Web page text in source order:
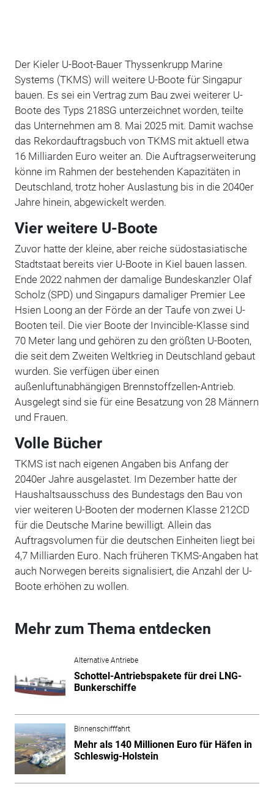
Der Kieler U-Boot-Bauer Thyssenkrupp Marine
Systems (TKMS) will weitere U-Boote für Singapur
bauen. Es sei ein Vertrag zum Bau zwei weiterer U-
Boote des Typs 218SG unterzeichnet worden, teilte
das Unternehmen am 8. Mai 2025 mit. Damit wachse
das Rekordauftragsbuch von TKMS mit aktuell etwa
16 Milliarden Euro weiter an. Die Auftragserweiterung
könne im Rahmen der bestehenden Kapazitäten in
Deutschland, trotz hoher Auslastung bis in die 2040er
Jahre hinein, abgewickelt werden.
Vier weitere U-Boote
Zuvor hatte der kleine, aber reiche südostasiatische
Stadtstaat bereits vier U-Boote in Kiel bauen lassen.
Ende 2022 nahmen der damalige Bundeskanzler Olaf
Scholz (SPD) und Singapurs damaliger Premier Lee
Hsien Loong an der Förde an der Taufe von zwei U-
Booten teil. Die vier Boote der Invincible-Klasse sind
70 Meter lang und gehören zu den größten U-Booten,
die seit dem Zweiten Weltkrieg in Deutschland gebaut
wurden. Sie verfügen über einen
außenluftunabhängigen Brennstoffzellen-Antrieb.
Ausgelegt sind sie für eine Besatzung von 28 Männern
und Frauen.
Volle Bücher
TKMS ist nach eigenen Angaben bis Anfang der
2040er Jahre ausgelastet. Im Dezember hatte der
Haushaltsausschuss des Bundestags den Bau von
vier weiteren U-Booten der modernen Klasse 212CD
für die Deutsche Marine bewilligt. Allein das
Auftragsvolumen für die deutschen Einheiten liegt bei
4,7 Milliarden Euro. Nach früheren TKMS-Angaben hat
auch Norwegen bereits signalisiert, die Anzahl der U-
Boote erhöhen zu wollen.
Mehr zum Thema entdecken
Alternative Antriebe
Schottel-Antriebspakete für drei LNG-
Bunkerschiffe
Binnenschifffahrt
Mehr als 140 Millionen Euro für Häfen in
Schleswig-Holstein